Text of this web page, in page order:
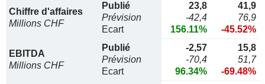
Chiffre d'affaires
Millions CHF
Publié
Prévision
Ecart
23,8
-42,4
156.11%
41,9
76,9
-45.52%
EBITDA
Millions CHF
Publié
Prévision
Ecart
-2,57
-70,4
96.34%
15,8
51,7
-69.48%